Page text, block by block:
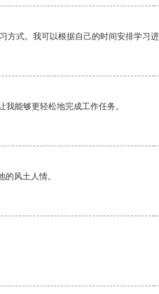
式。我可以根据自己的时间安排学习进
能够更轻松地完成工作任务。
风土人情。